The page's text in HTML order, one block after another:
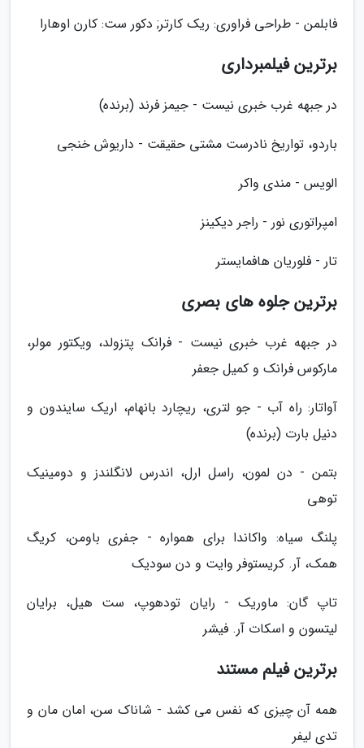
فابلمن - طراحی فراوری: ریک کارتر; دکور ست: کارن اوهارا
برترین فیلمبرداری
در جبهه غرب خبری نیست - جیمز فرند (برنده)
باردو، تواریخ نادرست مشتی حقیقت - داریوش خنجی
الویس - مندی واکر
امپراتوری نور - راجر دیکینز
تار - فلوریان هافمایستر
برترین جلوه های بصری
در جبهه غرب خبری نیست - فرانک پتزولد، ویکتور مولر،
مارکوس فرانک و کمیل جعفر
آواتار: راه آب - جو لتری، ریچارد بانهام، اریک سایندون و
دنیل بارت (برنده)
بتمن - دن لمون، راسل ارل، اندرس لانگلندز و دومینیک
توهی
پلنگ سیاه: واکاندا برای همواره - جفری باومن، کریگ
همک، آر. کریستوفر وایت و دن سودیک
تاپ گان: ماوریک - رایان تودهوپ، ست هیل، برایان
لیتسون و اسکات آر. فیشر
برترین فیلم مستند
همه آن چیزی که نفس می کشد - شاناک سن، امان مان و
تدی لیفر